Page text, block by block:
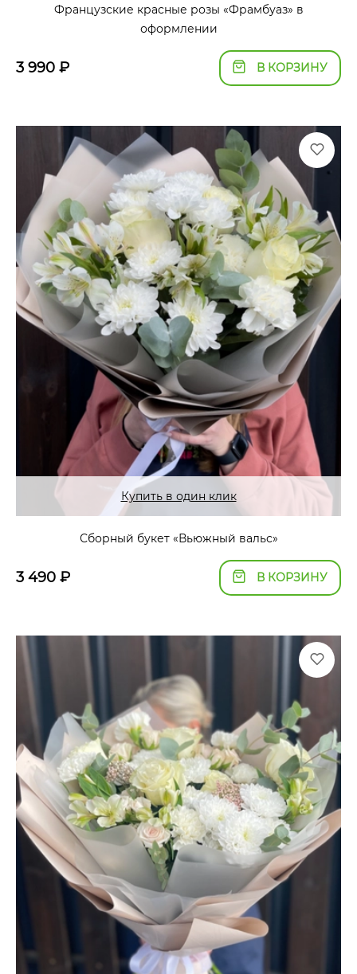
Французские красные розы «Фрамбуаз» в
оформлении
3 990 ₽ В КОРЗИНУ
Купить в один клик
Сборный букет «Вьюжный вальс»
3 490 ₽ В КОРЗИНУ